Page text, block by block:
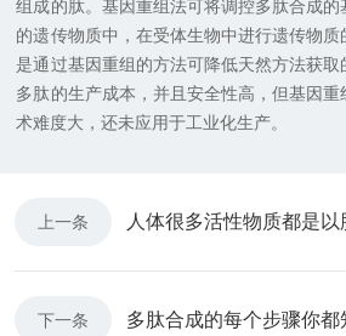
组成的肽。基因重组法可将调控多肽合成
的遗传物质中，在受体生物中进行遗传物
是通过基因重组的方法可降低天然方法获
多肽的生产成本，并且安全性高，但基因
术难度大，还未应用于工业化生产。
上一条 人体很多活性物质都是
下一条 多肽合成的每个步骤你